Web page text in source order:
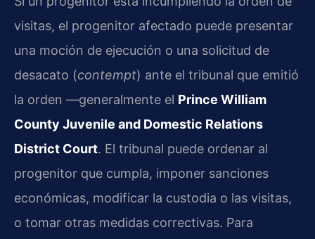
visitas, el progenitor afectado puede presentar
una moción de ejecución o una solicitud de
desacato (contempt) ante el tribunal que emitió
la orden —generalmente el Prince William
County Juvenile and Domestic Relations
District Court. El tribunal puede ordenar al
progenitor que cumpla, imponer sanciones
económicas, modificar la custodia o las visitas,
o tomar otras medidas correctivas. Para